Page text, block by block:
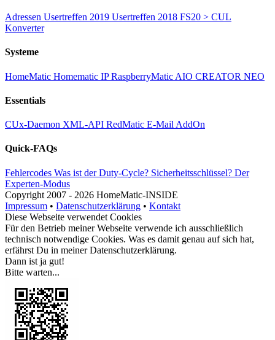
Adressen Usertreffen 2019 Usertreffen 2018 FS20 > CUL
Konverter
Systeme
HomeMatic Homematic IPRaspberryMatic AIO CREATOR NEO
Essentials
CUx-Daemon XML-API RedMatic E-Mail AddOn
Quick-FAQs
Fehlercodes Was ist der Duty-Cycle? Sicherheitsschlüssel? Der
Experten-Modus
Copyright 2007 - 2026 HomeMatic-INSIDE
Impressum • Datenschutzerklärung • Kontakt
Diese Webseite verwendet Cookies
Für den Betrieb meiner Webseite verwende ich ausschließlich
technisch notwendige Cookies. Was es damit genau auf sich hat,
erfährst Du in meinerDatenschutzerklärung.
Dann ist ja gut!
Bitte warten...